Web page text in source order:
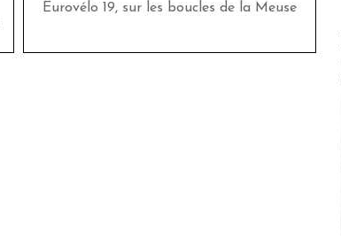
Eurovélo 19, sur les boucles de la Meuse